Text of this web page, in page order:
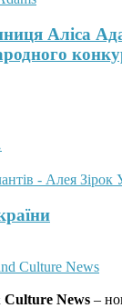
Аліса
News –